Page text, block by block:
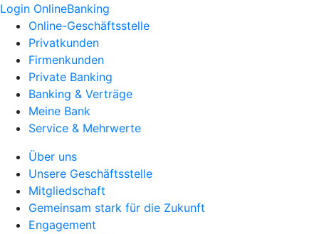
Login OnlineBanking
Online-Geschäftsstelle
Privatkunden
Firmenkunden
Private Banking
Banking & Verträge
Meine Bank
Service & Mehrwerte
Über uns
Unsere Geschäftsstelle
Mitgliedschaft
Gemeinsam stark für die Zukunft
Engagement